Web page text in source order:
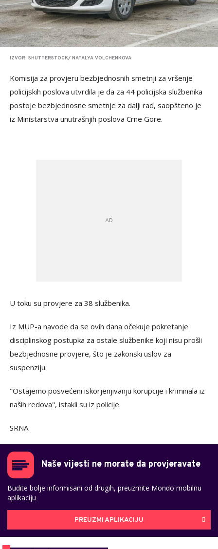
IZVOR: SHUTTERSTOCK/ NATALYA VOLCHENKOVA
Komisija za provjeru bezbjednosnih smetnji za vršenje
policijskih poslova utvrdila je da za 44 policijska službenika
postoje bezbjednosne smetnje za dalji rad, saopšteno je
iz Ministarstva unutrašnjih poslova Crne Gore.
U toku su provjere za 38 službenika.
Iz MUP-a navode da se ovih dana očekuje pokretanje
disciplinskog postupka za ostale službenike koji nisu prošli
bezbjednosne provjere, što je zakonski uslov za
suspenziju.
"Ostajemo posvećeni iskorjenjivanju korupcije i kriminala iz
naših redova", istakli su iz policije.
SRNA
Naše vijesti ne morate da provjeravate
Budite bolje informisani od drugih, preuzmite Mondo mobilnu
aplikaciju
PREUZMI APLIKACIJU